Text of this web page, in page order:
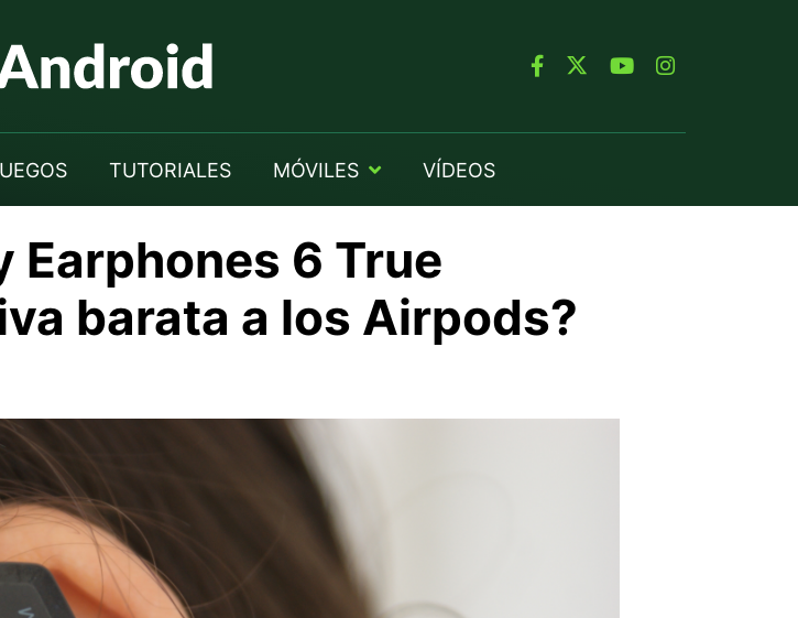
TUTORIALES MÓVILES VÍDEOS
Earphones 6 True
barata a los Airpods?